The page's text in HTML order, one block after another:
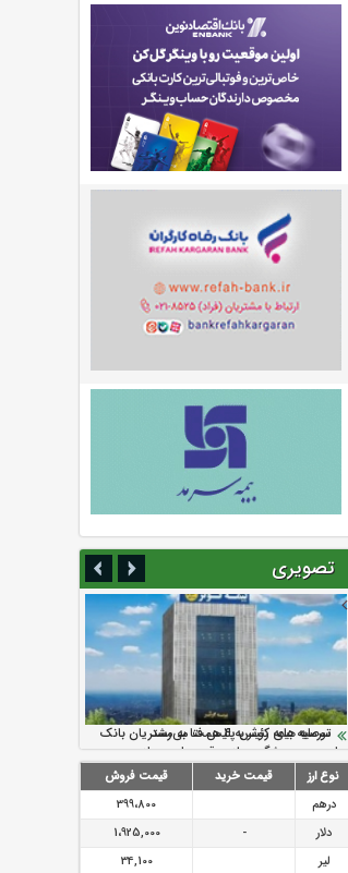
تصویری
ارزش سهام عدالت بالا رفت
سرمایه بیمه کوثر به ۴ همت می‌رسد
نود ثانیه با فولاد سنگان
تقدیر دبیرکل سندیکای بیمه گران ایران از
اقدامات مدیرعامل بیمه رازی
توصیه های رئیس پلیس فتا به مشتریان بانک
ها در مورد پیشگیری از سرقت های مجازی
نوع ارز قیمت خرید
قیمت فروش
درهم
399،800
دلار
-
1،925,000
لیر
34,100